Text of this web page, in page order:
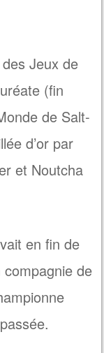
Jeux de
(fin
de Salt-
d’or par
et Noutcha
en fin de
de